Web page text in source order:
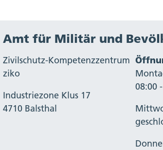
Amt für Militär und
Zivilschutz-Kompetenzzentrum
ziko
Industriezone Klus 17
4710 Balsthal
08:00